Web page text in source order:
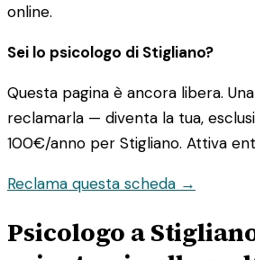
online.
Sei lo psicologo di Stigliano?
Questa pagina è ancora libera.
reclamarla — diventa la tua,
100€/anno per Stigliano. Attiva
Reclama questa scheda →
Psicologo a